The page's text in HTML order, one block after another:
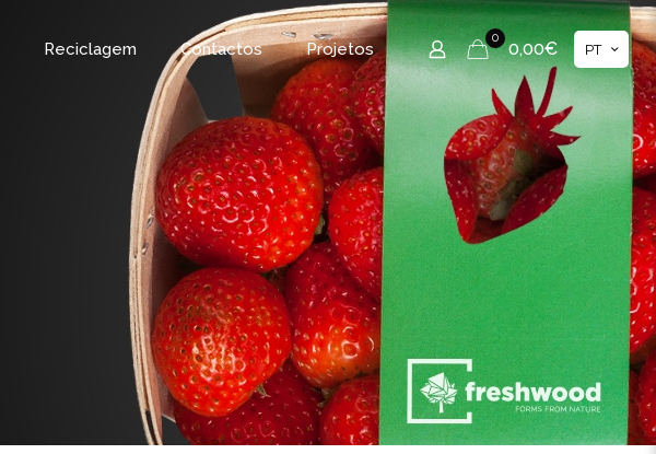
Reciclagem Contactos Projetos
0
0,00€ PT